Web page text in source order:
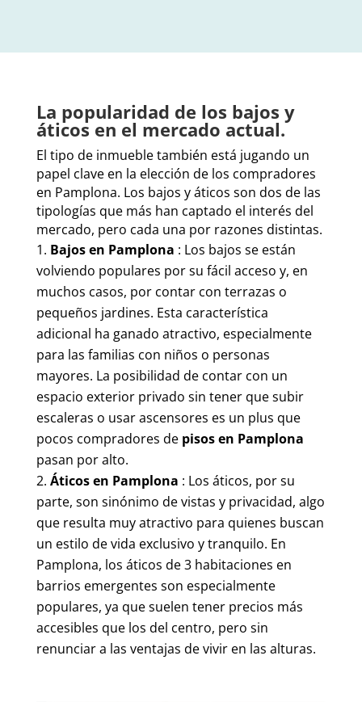
La popularidad de los bajos y
áticos en el mercado actual.
El tipo de inmueble también está jugando un
papel clave en la elección de los compradores
en Pamplona. Los bajos y áticos son dos de las
tipologías que más han captado el interés del
mercado, pero cada una por razones distintas.
Bajos en Pamplona : Los bajos se están
volviendo populares por su fácil acceso y, en
muchos casos, por contar con terrazas o
pequeños jardines. Esta característica
adicional ha ganado atractivo, especialmente
para las familias con niños o personas
mayores. La posibilidad de contar con un
espacio exterior privado sin tener que subir
escaleras o usar ascensores es un plus que
pocos compradores de pisos en Pamplona
pasan por alto.
Áticos en Pamplona : Los áticos, por su
parte, son sinónimo de vistas y privacidad, algo
que resulta muy atractivo para quienes buscan
un estilo de vida exclusivo y tranquilo. En
Pamplona, ​​los áticos de 3 habitaciones en
barrios emergentes son especialmente
populares, ya que suelen tener precios más
accesibles que los del centro, pero sin
renunciar a las ventajas de vivir en las alturas.